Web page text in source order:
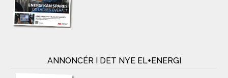
ANNONCÉR I DET NYE EL+ENERGI